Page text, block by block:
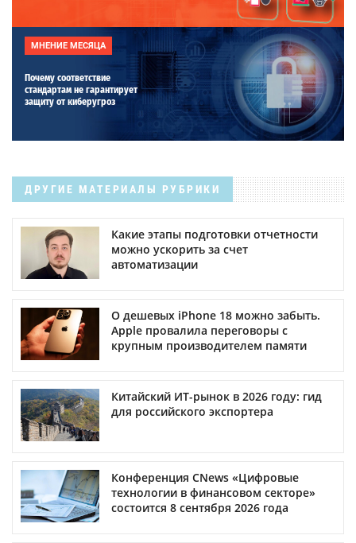
МНЕНИЕ МЕСЯЦА
Почему соответствие
стандартам не гарантирует
защиту от киберугроз
ДРУГИЕ МАТЕРИАЛЫ РУБРИКИ
Какие этапы подготовки отчетности
можно ускорить за счет
автоматизации
О дешевых iPhone 18 можно забыть.
Apple провалила переговоры с
крупным производителем памяти
Китайский ИТ-рынок в 2026 году: гид
для российского экспортера
Конференция CNews «Цифровые
технологии в финансовом секторе»
состоится 8 сентября 2026 года